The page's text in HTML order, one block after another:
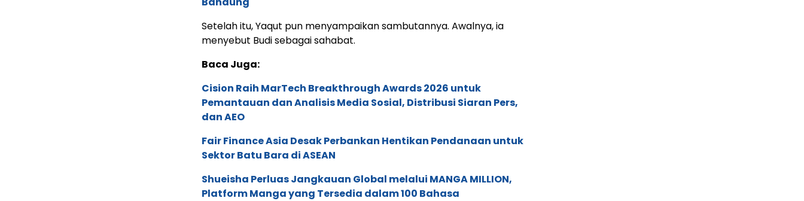
Setelah itu, Yaqut pun menyampaikan sambutannya. Awalnya, ia
menyebut Budi sebagai sahabat.
Baca Juga:
Cision Raih MarTech Breakthrough Awards 2026 untuk
Pemantauan dan Analisis Media Sosial, Distribusi Siaran Pers,
dan AEO
Fair Finance Asia Desak Perbankan Hentikan Pendanaan untuk
Sektor Batu Bara di ASEAN
Shueisha Perluas Jangkauan Global melalui MANGA MILLION,
Platform Manga yang Tersedia dalam 100 Bahasa